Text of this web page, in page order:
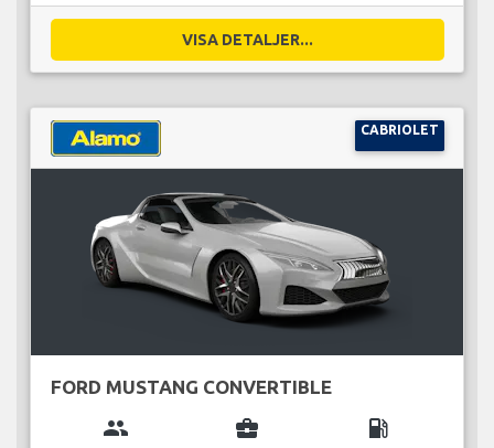
VISA DETALJER...
CABRIOLET
FORD MUSTANG CONVERTIBLE
group business_center local_gas_station